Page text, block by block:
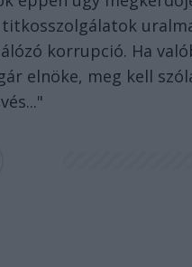
korrupció. Ha
elnöke, meg kell